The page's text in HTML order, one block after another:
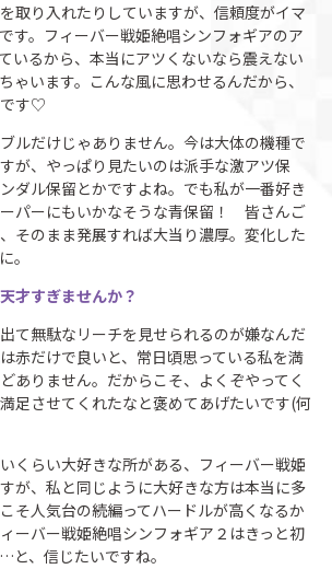
取り入れたりしていますが、信頼度がイマ
す。フィーバー戦姫絶唱シンフォギアのア
いるから、本当にアツくないなら震えない
ゃいます。こんな風に思わせるんだから、
です♡
ルだけじゃありません。今は大体の機種で
が、やっぱり見たいのは派手な激アツ保
ダル保留とかですよね。でも私が一番好き
パーにもいかなそうな青保留！ 皆さんご
そのまま発展すれば大当り濃厚。変化した
。
才すぎませんか？
て無駄なリーチを見せられるのが嫌なんだ
赤だけで良いと、常日頃思っている私を満
ありません。だからこそ、よくぞやってく
足させてくれたなと褒めてあげたいです(何
くらい大好きな所がある、フィーバー戦姫
が、私と同じように大好きな方は本当に多
そ人気台の続編ってハードルが高くなるか
ーバー戦姫絶唱シンフォギア２はきっと初
、信じたいですね。